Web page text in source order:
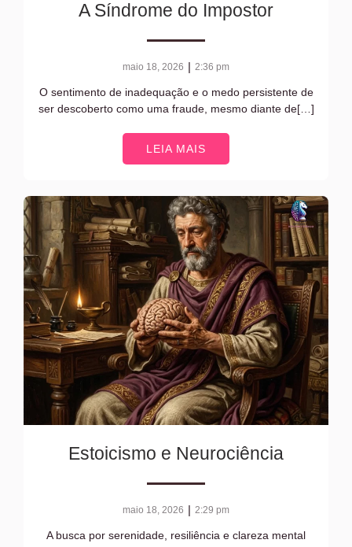
A Síndrome do Impostor
maio 18, 2026 | 2:36 pm
O sentimento de inadequação e o medo persistente de
ser descoberto como uma fraude, mesmo diante de[…]
LEIA MAIS
Estoicismo e Neurociência
maio 18, 2026 | 2:29 pm
A busca por serenidade, resiliência e clareza mental